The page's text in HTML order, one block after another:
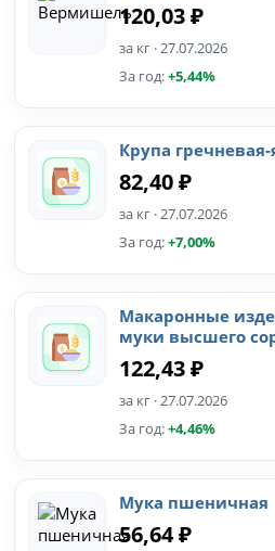
120,03 ₽
за кг · 27.07.2026
За год:+5,44%
Крупа
82,40 ₽
за кг · 27.07.2026
За год:+7,00%
Макаронные
муки высшего
122,43 ₽
за кг · 27.07.2026
За год:+4,46%
Мука пшеничная
56,64 ₽